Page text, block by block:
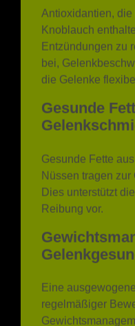
Knoblauch
Entzündungen zu
bei,
die Gelenke
Gesunde
Nüssen tragen
Dies unterstützt
Reibung vor.
regelmäßiger
Gewicht entlastet